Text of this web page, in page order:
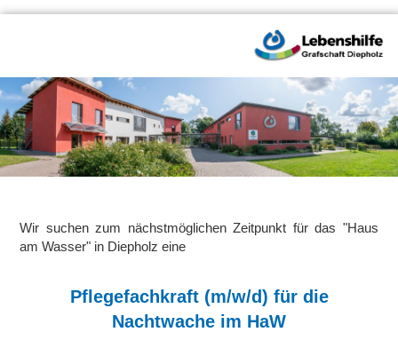
Wir suchen zum nächstmöglichen Zeitpunkt für das "Haus
am Wasser" in Diepholz eine
Pflegefachkraft (m/w/d) für die
Nachtwache im HaW